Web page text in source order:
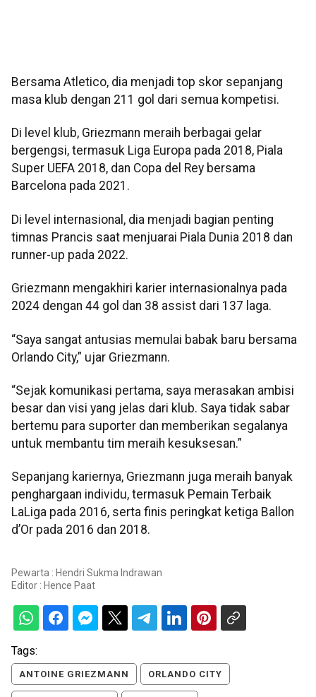
Bersama Atletico, dia menjadi top skor sepanjang
masa klub dengan 211 gol dari semua kompetisi.
Di level klub, Griezmann meraih berbagai gelar
bergengsi, termasuk Liga Europa pada 2018, Piala
Super UEFA 2018, dan Copa del Rey bersama
Barcelona pada 2021.
Di level internasional, dia menjadi bagian penting
timnas Prancis saat menjuarai Piala Dunia 2018 dan
runner-up pada 2022.
Griezmann mengakhiri karier internasionalnya pada
2024 dengan 44 gol dan 38 assist dari 137 laga.
“Saya sangat antusias memulai babak baru bersama
Orlando City,” ujar Griezmann.
“Sejak komunikasi pertama, saya merasakan ambisi
besar dan visi yang jelas dari klub. Saya tidak sabar
bertemu para suporter dan memberikan segalanya
untuk membantu tim meraih kesuksesan.”
Sepanjang kariernya, Griezmann juga meraih banyak
penghargaan individu, termasuk Pemain Terbaik
LaLiga pada 2016, serta finis peringkat ketiga Ballon
d’Or pada 2016 dan 2018.
Pewarta : Hendri Sukma Indrawan
Editor : Hence Paat
Tags:
ANTOINE GRIEZMANN ORLANDO CITY